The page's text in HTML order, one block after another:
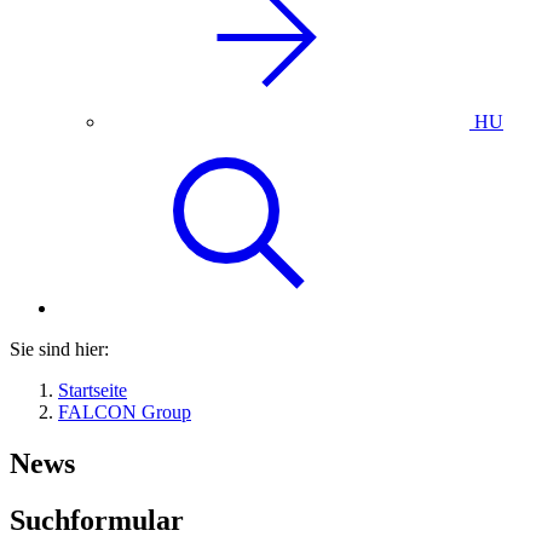
HU
Sie sind hier:
Startseite
FALCON Group
News
Suchformular